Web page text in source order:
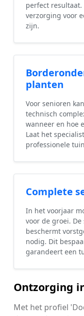
perfect
verzorging voor
zijn.
planten
Voor senioren
technisch
wanneer en hoe
Laat het
professionele
Complete
In het voorjaar
voor de groei.
beschermt
nodig. Dit
garandeert een
Ontzorging
Met het profiel